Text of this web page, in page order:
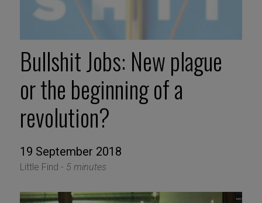
Bullshit Jobs: New plague
or the beginning of a
revolution?
19 September 2018
Little Find - 5 minutes